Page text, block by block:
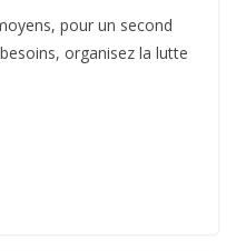
pour un second
organisez la lutte